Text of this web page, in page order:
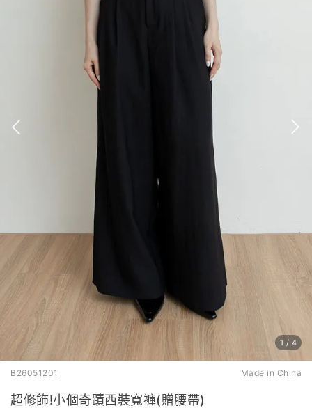
1 / 4
B26051201 Made in China
超修飾!小個奇蹟西裝寬褲(贈腰帶)